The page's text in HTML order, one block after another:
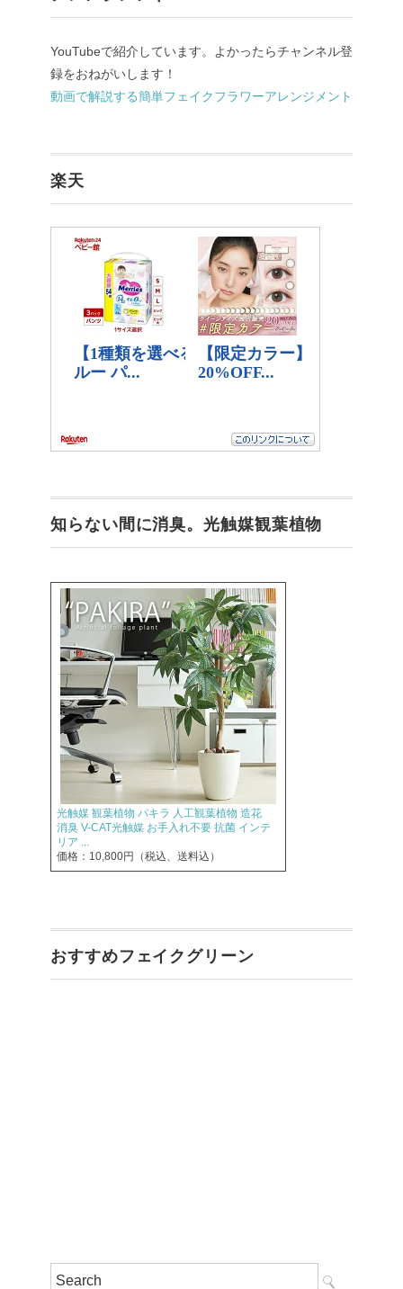
YouTubeで紹介しています。よかったらチャンネル登
録をおねがいします！
動画で解説する簡単フェイクフラワーアレンジメント
楽天
知らない間に消臭。光触媒観葉植物
光触媒 観葉植物 パキラ 人工観葉植物 造花
消臭 V-CAT光触媒 お手入れ不要 抗菌 インテ
リア ...
価格：10,800円（税込、送料込）
おすすめフェイクグリーン